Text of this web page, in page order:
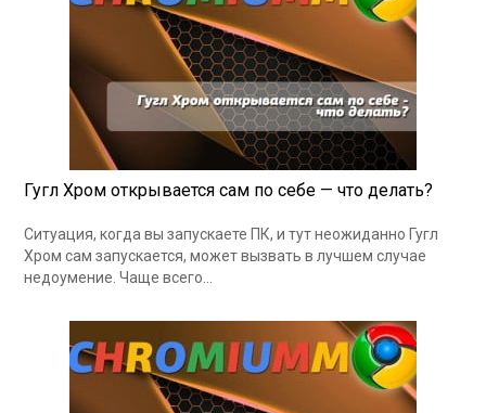
Гугл Хром открывается сам по себе — что делать?
Ситуация, когда вы запускаете ПК, и тут неожиданно Гугл
Хром сам запускается, может вызвать в лучшем случае
недоумение. Чаще всего…